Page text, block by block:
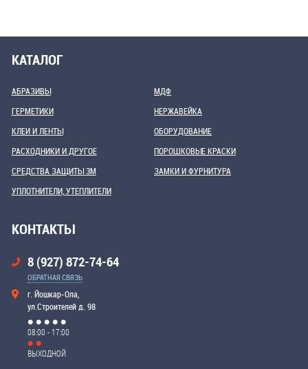
КАТАЛОГ
АБРАЗИВЫ
ГЕРМЕТИКИ
КЛЕИ И ЛЕНТЫ
МДФ
НЕРЖАВЕЙКА
ОБОРУДОВАНИЕ
РАСХОДНИКИ И ДРУГОЕ
СРЕДСТВА ЗАЩИТЫ 3М
УПЛОТНИТЕЛИ, УТЕПЛИТЕЛИ
ПОРОШКОВЫЕ КРАСКИ
ЗАМКИ И ФУРНИТУРА
КОНТАКТЫ
8 (927) 872-74-64
ОБРАТНАЯ СВЯЗЬ
г. Йошкар-Ола,
ул.Строителей д. 98
08:00 - 17:00
ВЫХОДНОЙ